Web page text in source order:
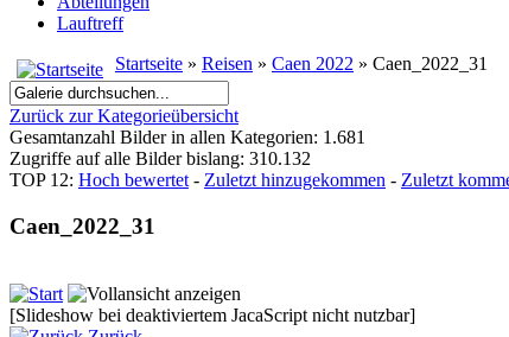
Lauftreff
Startseite » Reisen » Caen 2022 » Caen_2022_31
Zurück zur Kategorieübersicht
Gesamtanzahl Bilder in allen Kategorien: 1.681
Zugriffe auf alle Bilder bislang: 310.132
TOP 12: Hoch bewertet- Zuletzt hinzugekommen - Zuletzt
Caen_2022_31
[Slideshow bei deaktiviertem JacaScript nicht nutzbar]